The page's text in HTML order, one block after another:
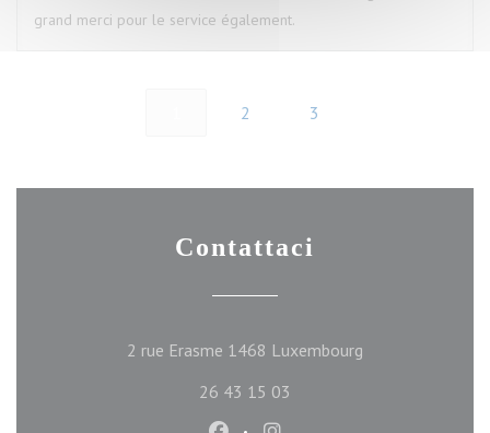
grand merci pour le service également.
2 3
Contattaci
2 rue Erasme 1468 Luxembourg
26 43 15 03